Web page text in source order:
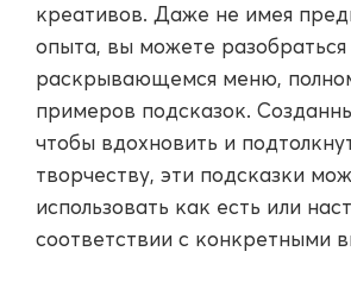
креативов. Даже не имея
опыта, вы можете
раскрывающемся меню,
примеров подсказок.
чтобы вдохновить и
творчеству, эти подсказки
использовать как есть или
соответствии с конкретными